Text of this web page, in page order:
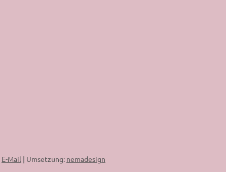
E-Mail | Umsetzung: nemadesign